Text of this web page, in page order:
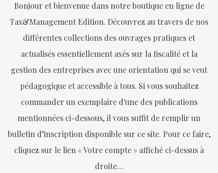
Bonjour et bienvenue dans notre boutique en ligne de
Tax&Management Edition. Découvrez au travers de nos
différentes collections des ouvrages pratiques et
actualisés essentiellement axés sur la fiscalité et la
gestion des entreprises avec une orientation qui se veut
pédagogique et accessible à tous. Si vous souhaitez
commander un exemplaire d'une des publications
mentionnées ci-dessous, il vous suffit de remplir un
bulletin d’inscription disponible sur ce site. Pour ce faire,
cliquez sur le lien « Votre compte » affiché ci-dessus à
droite…